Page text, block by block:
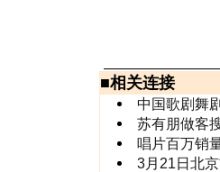
■相关连接
中国歌剧舞
苏有朋做客
唱片百万销
3月21日北